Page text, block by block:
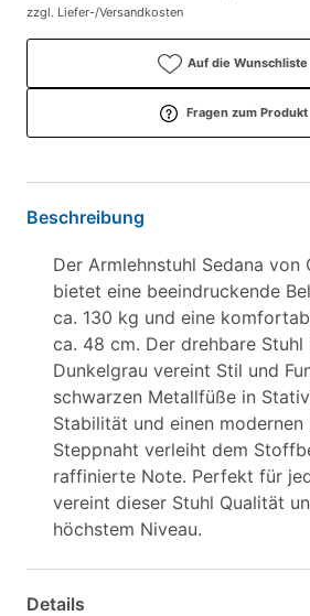
zzgl. Liefer-/Versandkosten
Auf die Wunschliste
Fragen zum Produkt
Beschreibung
Der Armlehnstuhl Sedana von
bietet eine beeindruckende
ca. 130 kg und eine
ca. 48 cm. Der drehbare Stuhl
Dunkelgrau vereint Stil und
schwarzen Metallfüße in
Stabilität und einen modernen
Steppnaht verleiht dem
raffinierte Note. Perfekt für
vereint dieser Stuhl Qualität
höchstem Niveau.
Details